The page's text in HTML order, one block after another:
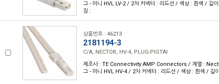
그 - 미니 HVL LV-2 / 2차 커넥터 : 리드선 / 색상 : 흰색 / 길
징 :
상품번호 : 46213
2181194-3
C/A, NECTOR, HV-4, PLUG-PIGTAI
제조사 : TE Connectivity AMP Connectors / 계열 :
그 - 미니 HVL HV-4 / 2차 커넥터 : 리드선 / 색상 : 흰색 /